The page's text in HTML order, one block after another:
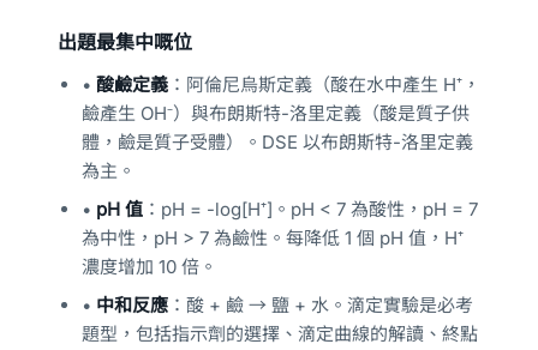
出題最集中嘅位
• 酸鹼定義 ：阿倫尼烏斯定義（酸在水中產生 H⁺，
鹼產生 OH⁻）與布朗斯特-洛里定義（酸是質子供
體，鹼是質子受體）。DSE 以布朗斯特-洛里定義
為主。
• pH 值 ：pH = -log[H⁺]。pH < 7 為酸性，pH = 7
為中性，pH > 7 為鹼性。每降低 1 個 pH 值，H⁺
濃度增加 10 倍。
• 中和反應 ：酸 + 鹼 → 鹽 + 水。滴定實驗是必考
題型，包括指示劑的選擇、滴定曲線的解讀、終點